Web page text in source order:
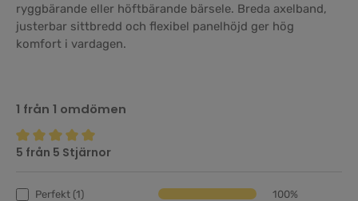
ryggbärande eller höftbärande bärsele. Breda axelband,
justerbar sittbredd och flexibel panelhöjd ger hög
komfort i vardagen.
1 från 1 omdömen
Genomsnittligt betyg på 5 av 5 stjärnor
5 från 5 Stjärnor
Perfekt (1) 100%